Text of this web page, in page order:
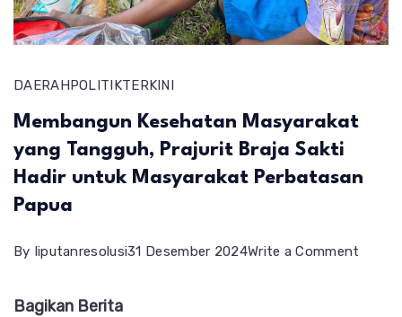
DAERAHPOLITIKTERKINI
Membangun Kesehatan Masyarakat
yang Tangguh, Prajurit Braja Sakti
Hadir untuk Masyarakat Perbatasan
Papua
By liputanresolusi31 Desember 2024Write a Comment
Bagikan Berita